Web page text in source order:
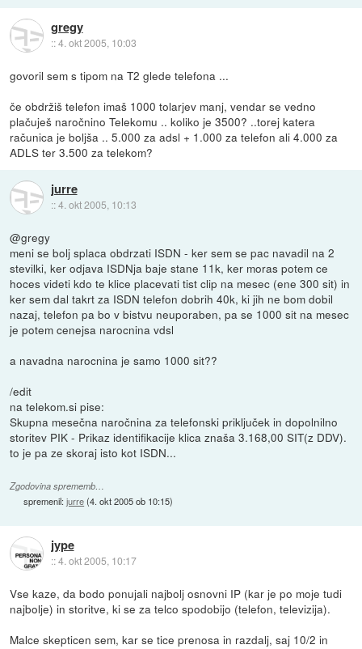
gregy
::4. okt 2005, 10:03
govoril sem s tipom na T2 glede telefona ...
če obdržiš telefon imaš 1000 tolarjev manj, vendar se vedno
plačuješ naročnino Telekomu .. koliko je 3500? ..torej katera
računica je boljša .. 5.000 za adsl + 1.000 za telefon ali 4.000 za
ADLS ter 3.500 za telekom?
jurre
::4. okt 2005, 10:13
@gregy
meni se bolj splaca obdrzati ISDN - ker sem se pac navadil na 2
stevilki, ker odjava ISDNja baje stane 11k, ker moras potem ce
hoces videti kdo te klice placevati tist clip na mesec (ene 300 sit) in
ker sem dal takrt za ISDN telefon dobrih 40k, ki jih ne bom dobil
nazaj, telefon pa bo v bistvu neuporaben, pa se 1000 sit na mesec
je potem cenejsa narocnina vdsl
a navadna narocnina je samo 1000 sit??
/edit
na telekom.si pise:
Skupna mesečna naročnina za telefonski priključek in dopolnilno
storitev PIK - Prikaz identifikacije klica znaša 3.168,00 SIT(z DDV).
to je pa ze skoraj isto kot ISDN...
Zgodovina sprememb…
spremenil:jurre(4. okt 2005 ob 10:15)
jype
::4. okt 2005, 10:17
Vse kaze, da bodo ponujali najbolj osnovni IP (kar je po moje tudi
najbolje) in storitve, ki se za telco spodobijo (telefon, televizija).
Malce skepticen sem, kar se tice prenosa in razdalj, saj 10/2 in